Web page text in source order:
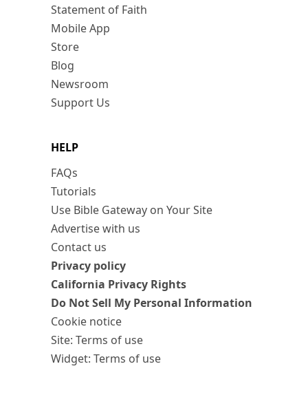
Statement of Faith
Mobile App
Store
Blog
Newsroom
Support Us
HELP
FAQs
Tutorials
Use Bible Gateway on Your Site
Advertise with us
Contact us
Privacy policy
California Privacy Rights
Do Not Sell My Personal Information
Cookie notice
Site: Terms of use
Widget: Terms of use